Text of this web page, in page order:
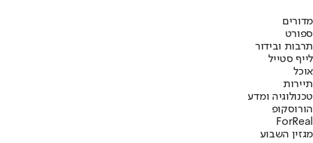
מדורים
ספורט
תרבות ובידור
לייף סטייל
אוכל
תיירות
טכנולוגיה ומדע
הורוסקופ
ForReal
מגזין השבוע